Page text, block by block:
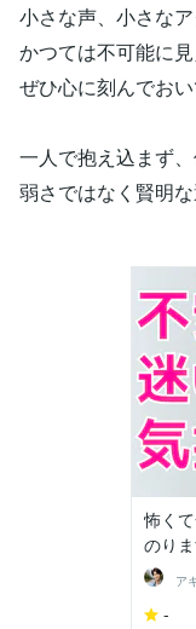
小さな声、小さな
かつては不可能に
ぜひ心に刻んでおい
一人で抱え込まず
弱さではなく賢明
怖く
のり
-